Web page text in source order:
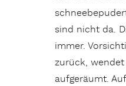
sind nicht da.
immer.
zurück,
aufgeräumt.